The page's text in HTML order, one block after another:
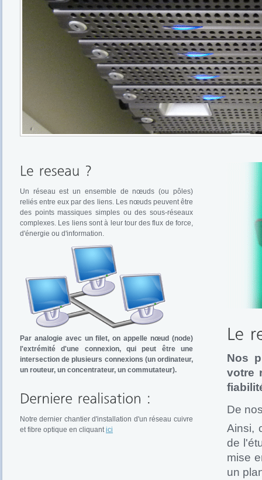
Un réseau est un ensemble de nœuds (ou pôles)
reliés entre eux par des liens. Les nœuds peuvent être
des points massiques simples ou des sous-réseaux
complexes. Les liens sont à leur tour des flux de force,
d'énergie ou d'information.
Par analogie avec un filet, on appelle nœud (node)
l'extrémité d'une connexion, qui peut être une
intersection de plusieurs connexions (un ordinateur,
un routeur, un concentrateur, un commutateur).
Notre dernier chantier d'installation d'un réseau cuivre
et fibre optique en cliquantici
Nos
votre
De
Ainsi,
de
mise
un